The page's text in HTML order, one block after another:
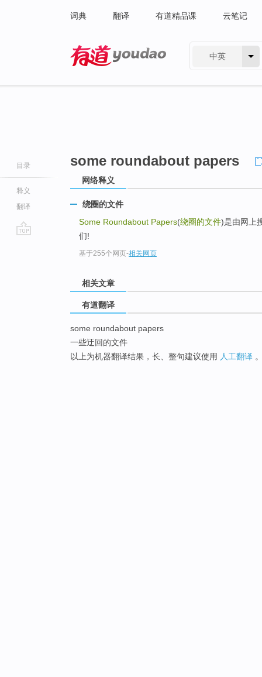
词典 翻译 有道精品课 云笔记
中英
目录
释义
翻译
some roundabout papers
网络释义
绕圈的文件
Some Roundabout Papers(绕圈的文件)是由网上
们!
基于255个网页-相关网页
相关文章
有道翻译
some roundabout papers
一些迂回的文件
以上为机器翻译结果，长、整句建议使用 人工翻译